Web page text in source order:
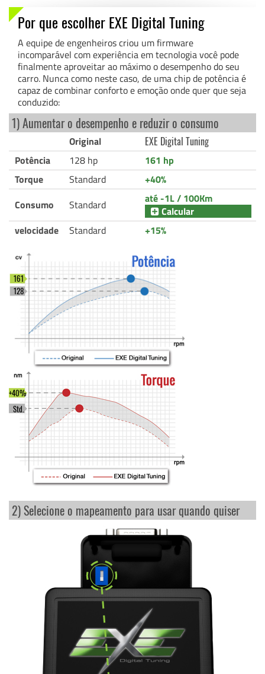
Por que escolher EXE Digital Tuning
A equipe de engenheiros criou um firmware
incomparável com experiência em tecnologia você pode
finalmente aproveitar ao máximo o desempenho do seu
carro. Nunca como neste caso, de uma chip de potência é
capaz de combinar conforto e emoção onde quer que seja
conduzido:
1) Aumentar o desempenho e reduzir o consumo
Original
EXE Digital Tuning
Potência
128 hp
161 hp
Torque
Standard
+40%
Consumo
Standard
até -1L / 100Km
Calcular
velocidade
Standard +15%
128
161
Std.
+40%
2) Selecione o mapeamento para usar quando quiser